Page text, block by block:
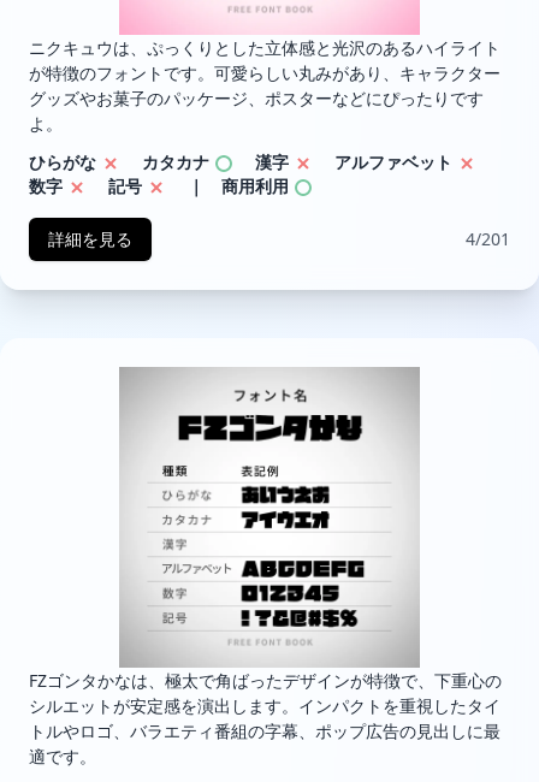
ニクキュウは、ぷっくりとした立体感と光沢のあるハイライト
が特徴のフォントです。可愛らしい丸みがあり、キャラクター
グッズやお菓子のパッケージ、ポスターなどにぴったりです
よ。
ひらがな
カタカナ 漢字
アルファベット
数字
記号 ｜ 商用利用
詳細を見る 4/201
FZゴンタかなは、極太で角ばったデザインが特徴で、下重心の
シルエットが安定感を演出します。インパクトを重視したタイ
トルやロゴ、バラエティ番組の字幕、ポップ広告の見出しに最
適です。